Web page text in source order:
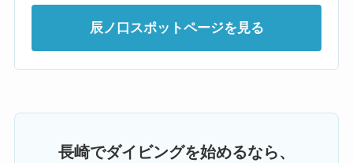
辰ノ口スポットページを見る
長崎でダイビングを始めるなら、